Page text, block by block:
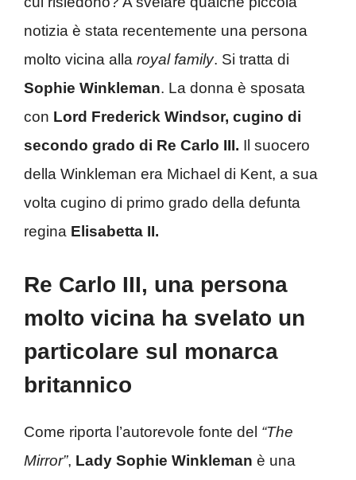
notizia è stata recentemente una persona
molto vicina alla royal family. Si tratta di
Sophie Winkleman. La donna è sposata
con Lord Frederick Windsor, cugino di
secondo grado di Re Carlo III. Il suocero
della Winkleman era Michael di Kent, a sua
volta cugino di primo grado della defunta
regina Elisabetta II.
Re Carlo III, una persona
molto vicina ha svelato un
particolare sul monarca
britannico
Come riporta l’autorevole fonte del “The
Mirror”, Lady Sophie Winkleman è una